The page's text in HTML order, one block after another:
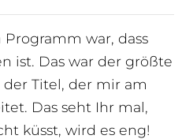
war, dass
ist. Das war der größte
Titel, der mir am
Das seht Ihr mal,
küsst, wird es eng!